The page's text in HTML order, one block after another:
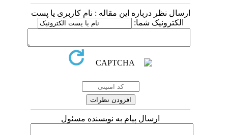
ارسال نظر درباره این مقاله : نام کاربری یا پست
الکترونیک شما:
ارسال پیام به نویسنده مسئول